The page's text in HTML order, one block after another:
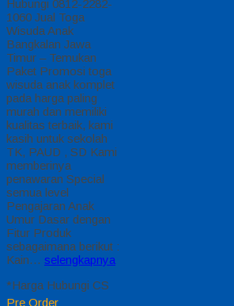
Hubungi 0812-2282-
1060 Jual Toga
Wisuda Anak
Bangkalan Jawa
Timur – Temukan
Paket Promosi toga
wisuda anak komplet
pada harga paling
murah dan memiliki
kualitas terbaik, kami
kasih untuk sekolah
TK, PAUD , SD Kami
memberinya
penawaran Special
semua level
Pengajaran Anak
Umur Dasar dengan
Fitur Produk
sebagaimana berikut :
Kain… selengkapnya
*Harga Hubungi CS
Pre Order